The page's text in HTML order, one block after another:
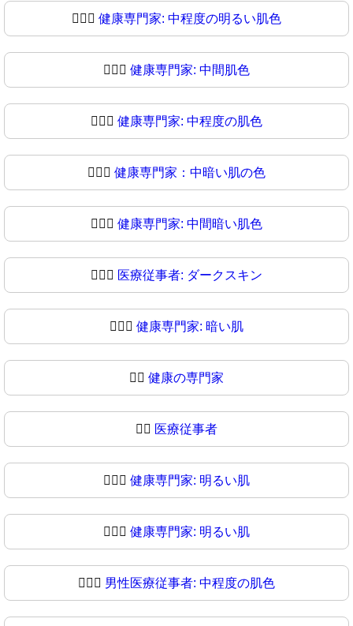
🧑🏼‍⚕ 健康専門家: 中程度の明るい肌色
🧑🏽‍⚕️ 健康専門家: 中間肌色
🧑🏽‍⚕ 健康専門家: 中程度の肌色
🧑🏾‍⚕️ 健康専門家：中暗い肌の色
🧑🏾‍⚕ 健康専門家: 中間暗い肌色
🧑🏿‍⚕️ 医療従事者: ダークスキン
🧑🏿‍⚕ 健康専門家: 暗い肌
👨‍⚕️ 健康の専門家
👨‍⚕ 医療従事者
👨🏻‍⚕️ 健康専門家: 明るい肌
👨🏻‍⚕ 健康専門家: 明るい肌
👨🏼‍⚕️ 男性医療従事者: 中程度の肌色